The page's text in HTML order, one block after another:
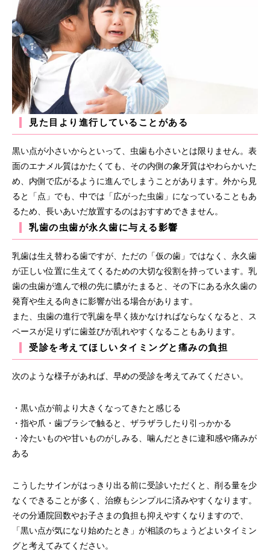
見た目より進行していることがある
黒い点が小さいからといって、虫歯も小さいとは限りません。表
面のエナメル質はかたくても、その内側の象牙質はやわらかいた
め、内側で広がるように進んでしまうことがあります。外から見
ると「点」でも、中では「広がった虫歯」になっていることもあ
るため、長いあいだ放置するのはおすすめできません。
乳歯の虫歯が永久歯に与える影響
乳歯は生え替わる歯ですが、ただの「仮の歯」ではなく、永久歯
が正しい位置に生えてくるための大切な役割を持っています。乳
歯の虫歯が進んで根の先に膿がたまると、その下にある永久歯の
発育や生える向きに影響が出る場合があります。
また、虫歯の進行で乳歯を早く抜かなければならなくなると、ス
ペースが足りずに歯並びが乱れやすくなることもあります。
受診を考えてほしいタイミングと痛みの負担
次のような様子があれば、早めの受診を考えてみてください。
・黒い点が前より大きくなってきたと感じる
・指や爪・歯ブラシで触ると、ザラザラしたり引っかかる
・冷たいものや甘いものがしみる、噛んだときに違和感や痛みが
ある
こうしたサインがはっきり出る前に受診いただくと、削る量を少
なくできることが多く、治療もシンプルに済みやすくなります。
その分通院回数やお子さまの負担も抑えやすくなりますので、
「黒い点が気になり始めたとき」が相談のちょうどよいタイミン
グと考えてみてください。